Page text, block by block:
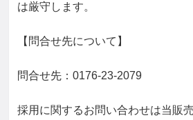
は厳守します。
【問合せ先について】
問合せ先：0176-23-2079
採用に関するお問い合わせは当販